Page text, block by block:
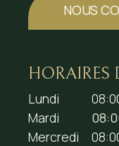
NOUS
HORAIRES
Lundi
Mardi
Mercredi